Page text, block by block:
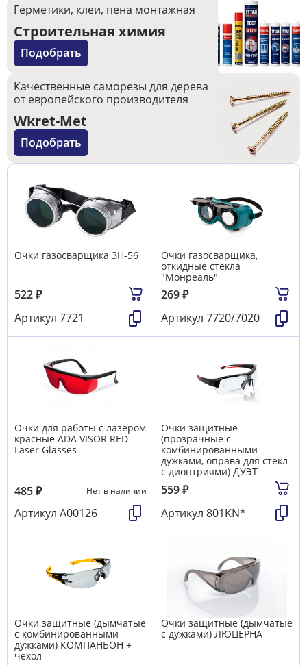
Герметики, клеи, пена монтажная
Строительная химия
Подобрать
Качественные саморезы для дерева
от европейского производителя
Wkret-Met
Подобрать
Очки газосварщика ЗН-56
522₽
Артикул 7721
Очки газосварщика,
откидные стекла
"Монреаль"
269₽
Артикул 7720/7020
Очки для работы с лазером
красные ADA VISOR RED
Laser Glasses
485₽ Нет в наличии
Артикул А00126
Очки защитные
(прозрачные с
комбинированными
дужками, оправа для стекл
с диоптриями) ДУЭТ
559₽
Артикул 801KN*
Очки защитные (дымчатые
с комбинированными
дужками) КОМПАНЬОН +
чехол
Очки защитные (дымчатые
с дужками) ЛЮЦЕРНА